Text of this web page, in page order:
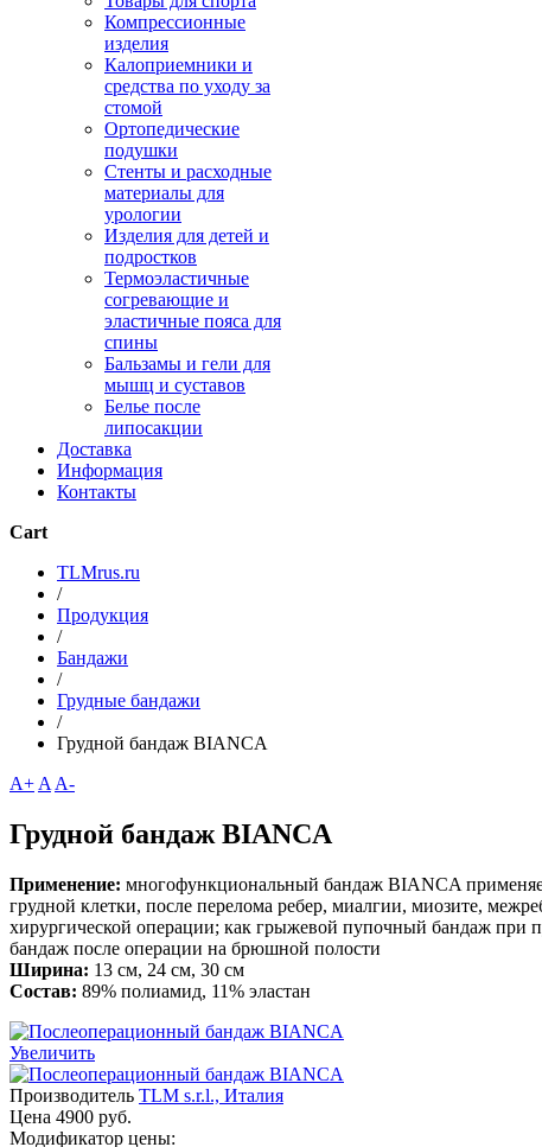
Компрессионные
изделия
Калоприемники и
средства по уходу за
стомой
Ортопедические
подушки
Стенты и расходные
материалы для
урологии
Изделия для детей и
подростков
Термоэластичные
согревающие и
эластичные пояса для
спины
Бальзамы и гели для
мышц и суставов
Белье после
липосакции
Доставка
Информация
Контакты
Cart
TLMrus.ru
/
Продукция
/
Бандажи
/
Грудные бандажи
/
Грудной бандаж BIANCA
A+ A A-
Грудной бандаж BIANCA
Применение: многофункциональный бандаж BIANCA
грудной клетки, после перелома ребер, миалгии, миозите,
хирургической операции; как грыжевой пупочный бандаж при
бандаж после операции на брюшной полости
Ширина: 13 см, 24 см, 30 см
Состав: 89% полиамид, 11% эластан
Увеличить
Производитель TLM s.r.l., Италия
Цена 4900 руб.
Модификатор цены: